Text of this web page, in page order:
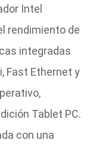
Intel
rendimiento de
integradas
Fast Ethernet y
Tablet PC.
con una